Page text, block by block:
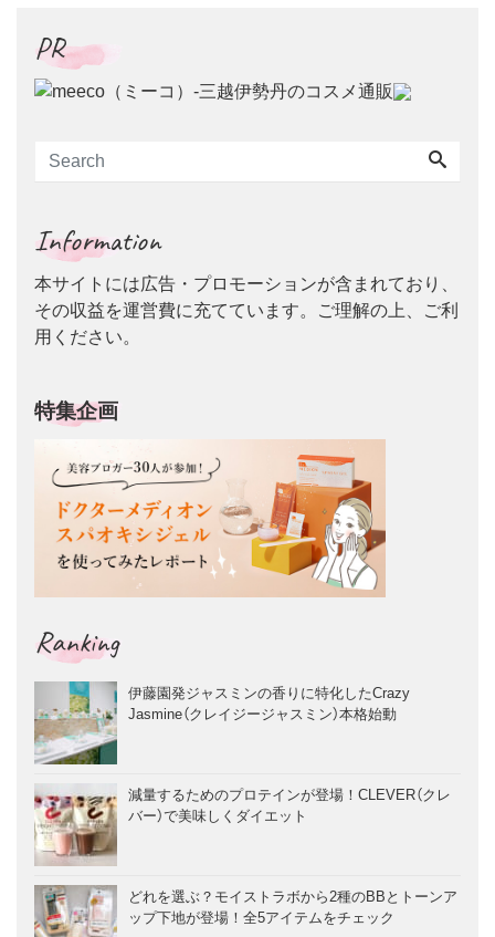
PR
Information
本サイトには広告・プロモーションが含まれており、
その収益を運営費に充てています。ご理解の上、ご利
用ください。
特集企画
Ranking
伊藤園発ジャスミンの香りに特化したCrazy
Jasmine（クレイジージャスミン）本格始動
減量するためのプロテインが登場！CLEVER（クレ
バー）で美味しくダイエット
どれを選ぶ？モイストラボから2種のBBとトーンア
ップ下地が登場！全5アイテムをチェック